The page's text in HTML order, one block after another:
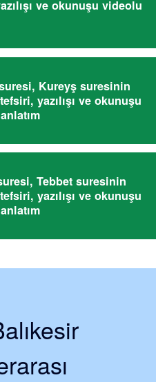
ve okunuşu videolu
Kureyş suresinin
yazılışı ve okunuşu
Tebbet suresinin
yazılışı ve okunuşu